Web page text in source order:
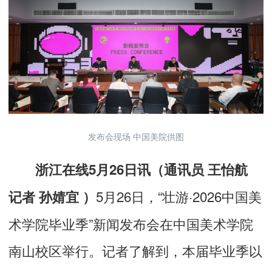
发布会现场 中国美院供图
浙江在线5月26日讯（通讯员 王怡航
记者 孙婧宜 ） 5月26日，“壮游·2026中国美
术学院毕业季”新闻发布会在中国美术学院
南山校区举行。记者了解到，本届毕业季以